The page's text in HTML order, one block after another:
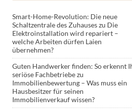
Smart-Home-Revolution: Die neue
Schaltzentrale des Zuhauseszu Die
Elektroinstallation wird repariert –
welche Arbeiten dürfen Laien
übernehmen?
Guten Handwerker finden: So erkennt
seriöse Fachbetriebezu
Immobilienbewertung – Was muss ein
Hausbesitzer für seinen
Immobilienverkauf wissen?